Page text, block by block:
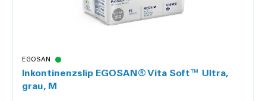
EGOSAN
Inkontinenzslip EGOSAN® Vita Soft™ Ultra,
grau, M